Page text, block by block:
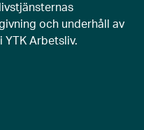
och underhåll av
Arbetsliv.